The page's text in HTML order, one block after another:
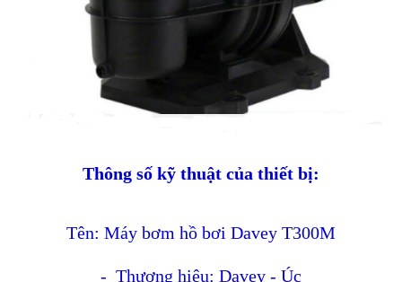
Thông số kỹ thuật của thiết bị:
Tên: Máy bơm hồ bơi Davey T300M
- Thương hiệu: Davey - Úc